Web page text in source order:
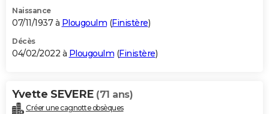
Naissance
07/11/1937 à Plougoulm (Finistère)
Décès
04/02/2022 à Plougoulm (Finistère)
Yvette SEVERE (71 ans)
Créer une cagnotte obsèques